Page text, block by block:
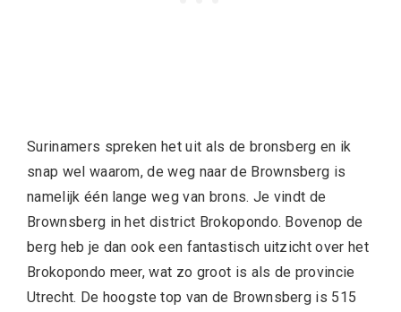
Surinamers spreken het uit als de bronsberg en ik
snap wel waarom, de weg naar de Brownsberg is
namelijk één lange weg van brons. Je vindt de
Brownsberg in het district Brokopondo. Bovenop de
berg heb je dan ook een fantastisch uitzicht over het
Brokopondo meer, wat zo groot is als de provincie
Utrecht. De hoogste top van de Brownsberg is 515